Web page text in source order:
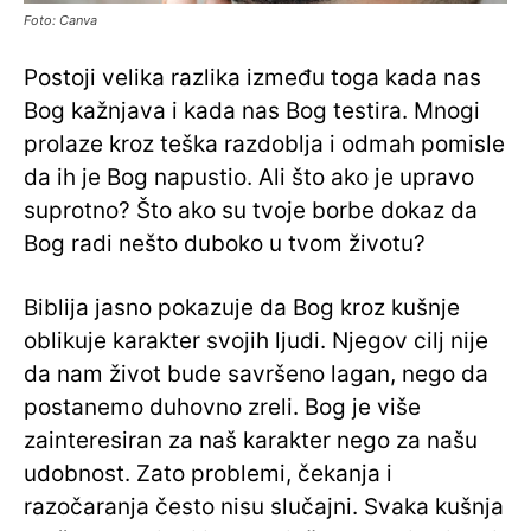
Foto: Canva
Postoji velika razlika između toga kada nas
Bog kažnjava i kada nas Bog testira. Mnogi
prolaze kroz teška razdoblja i odmah pomisle
da ih je Bog napustio. Ali što ako je upravo
suprotno? Što ako su tvoje borbe dokaz da
Bog radi nešto duboko u tvom životu?
Biblija jasno pokazuje da Bog kroz kušnje
oblikuje karakter svojih ljudi. Njegov cilj nije
da nam život bude savršeno lagan, nego da
postanemo duhovno zreli. Bog je više
zainteresiran za naš karakter nego za našu
udobnost. Zato problemi, čekanja i
razočaranja često nisu slučajni. Svaka kušnja